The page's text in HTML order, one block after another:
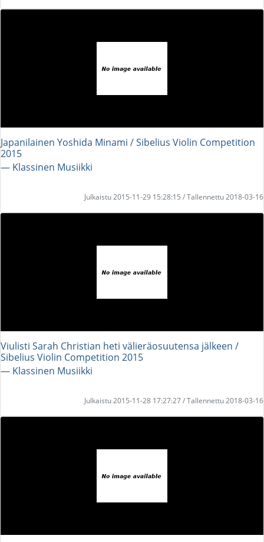
Japanilainen Yoshida Minami / Sibelius Violin Competition
2015
― Klassinen Musiikki
Julkaistu 2015-11-29 15:28:15 / Tallennettu 2018-03-16
Viulisti Sarah Christian heti välieräosuutensa jälkeen /
Sibelius Violin Competition 2015
― Klassinen Musiikki
Julkaistu 2015-11-28 17:27:27 / Tallennettu 2018-03-16